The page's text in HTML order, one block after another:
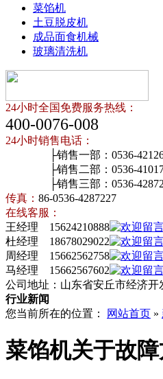
菜馅机
土豆脱皮机
成品面食机械
玻璃清洗机
24小时全国免费服务热线：
400-0076-008
24小时销售电话：
├销售一部：0536-
├销售二部：0536-
├销售三部：0536-
传真： 86-0536-4287227
在线客服：
王经理 15624210888
杜经理 18678029022
周经理 15662562758
马经理 15662567602
公司地址：山东省安丘市经济开
行业新闻
您当前所在的位置：
网站首页 »
菜馅机关于故